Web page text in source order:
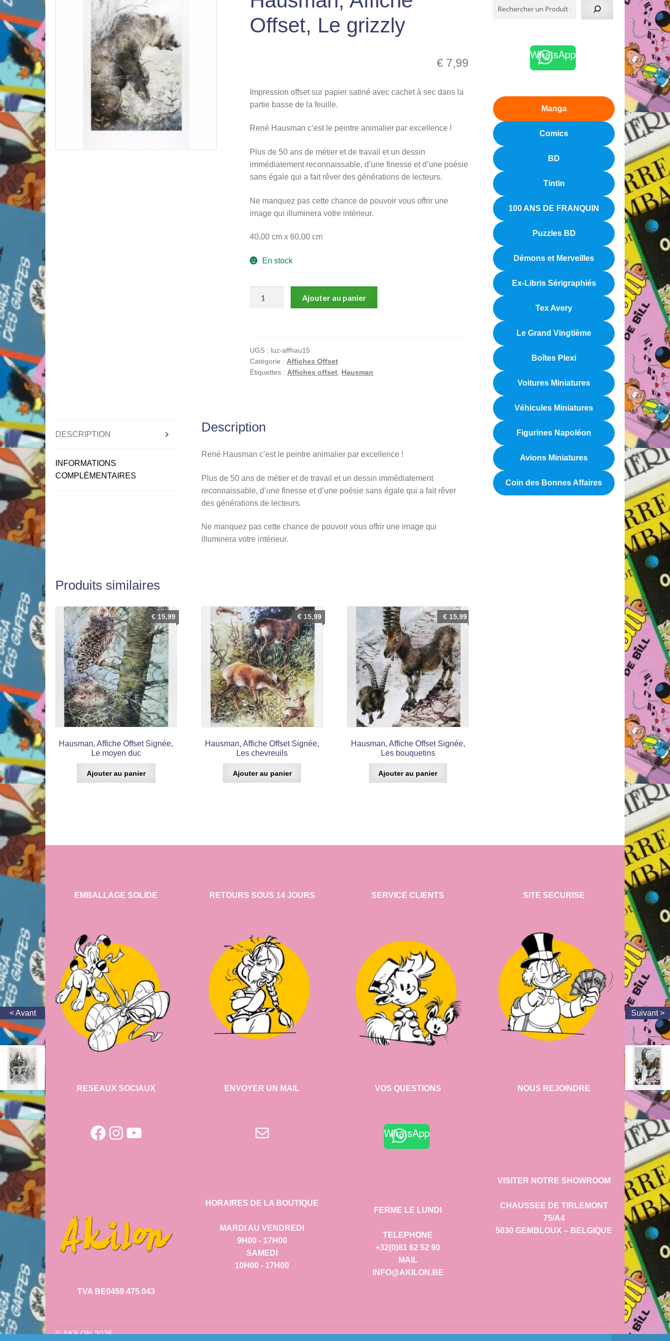
Offset, Le grizzly
€ 7,99
Impression offset sur papier satiné avec cachet à sec dans la
partie basse de la feuille.
René Hausman c’est le peintre animalier par excellence !
Plus de 50 ans de métier et de travail et un dessin
immédiatement reconnaissable, d’une finesse et d’une poésie
sans égale qui a fait rêver des générations de lecteurs.
Ne manquez pas cette chance de pouvoir vous offrir une
image qui illuminera votre intérieur.
40,00 cm x 60,00 cm
En stock
Le
grizzly
Ajouter au panier
UGS : luz-affhau15
Catégorie :Affiches Offset
Étiquettes :Affiches offset, Hausman
DESCRIPTION
INFORMATIONS
COMPLÉMENTAIRES
Description
René Hausman c’est le peintre animalier par excellence !
Plus de 50 ans de métier et de travail et un dessin immédiatement
reconnaissable, d’une finesse et d’une poésie sans égale qui a fait rêver
des générations de lecteurs.
Ne manquez pas cette chance de pouvoir vous offrir une image qui
illuminera votre intérieur.
Produits similaires
Hausman, Affiche Offset Signée,
Le moyen duc
€15,99
Ajouter au panier
Hausman, Affiche Offset Signée,
Les chevreuils
€15,99
Ajouter au panier
Hausman, Affiche Offset Signée,
Les bouquetins
€ 15,99
Ajouter au panier
WhatsApp
Manga
Comics
BD
Tintin
100 ANS DE FRANQUIN
Puzzles BD
Démons et Merveilles
Ex-Libris Sérigraphiés
Tex Avery
Le Grand Vingtième
Boîtes Plexi
Voitures Miniatures
Véhicules Miniatures
Figurines Napoléon
Avions Miniatures
Coin des Bonnes Affaires
EMBALLAGE SOLIDE
RESEAUX SOCIAUX
Facebook
Instagram
YouTube
TVA BE0459.475.043
RETOURS SOUS 14 JOURS
ENVOYER UN MAIL
E-mail
HORAIRES DE LA BOUTIQUE
MARDI AU VENDREDI
9H00 - 17H00
SAMEDI
10H00 - 17H00
SERVICE CLIENTS
VOS QUESTIONS
WhatsApp
FERME LE LUNDI
TELEPHONE
+32(0)81 62 52 90
MAIL
INFO@AKILON.BE
SITE SECURISE
NOUS REJOINDRE
VISITER NOTRE SHOWROOM
CHAUSSEE DE TIRLEMONT
75/A4
5030 GEMBLOUX – BELGIQUE
© AKILON 2026